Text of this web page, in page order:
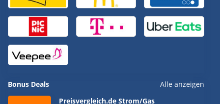
Bonus Deals Alle anzeigen
Preisvergleich.de Strom/Gas